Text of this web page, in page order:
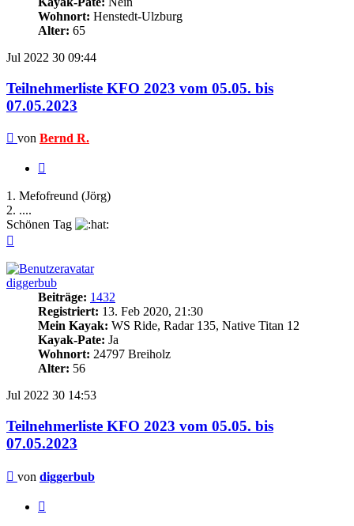
Wohnort: Henstedt-Ulzburg
Alter: 65
Jul 2022 30 09:44
Teilnehmerliste KFO 2023 vom 05.05. bis
07.05.2023
Beitrag
von Bernd R.
1. Mefofreund (Jörg)
2. ....
Schönen Tag
diggerbub
Beiträge: 1432
Registriert: 13. Feb 2020, 21:30
Mein Kayak: WS Ride, Radar 135, Native Titan 12
Kayak-Pate: Ja
Wohnort: 24797 Breiholz
Alter: 56
Jul 2022 30 14:53
Teilnehmerliste KFO 2023 vom 05.05. bis
07.05.2023
Beitrag
von diggerbub